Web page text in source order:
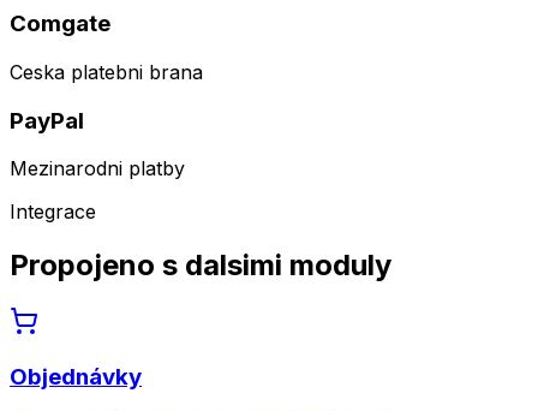
Comgate
Ceska platebni brana
PayPal
Mezinarodni platby
Integrace
Propojeno s dalsimi moduly
Objednávky